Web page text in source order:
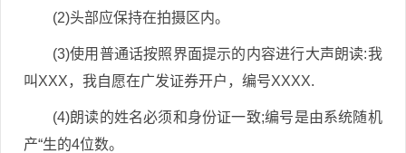
(2)头部应保持在拍摄区内。
(3)使用普通话按照界面提示的内容进行大声朗读:我
叫XXX，我自愿在广发证券开户，编号XXXX.
(4)朗读的姓名必须和身份证一致;编号是由系统随机
产“生的4位数。